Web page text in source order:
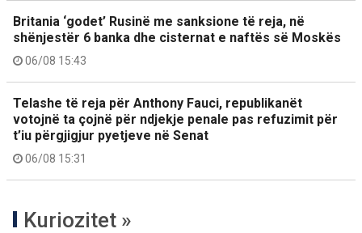
Britania ‘godet’ Rusinë me sanksione të reja, në
shënjestër 6 banka dhe cisternat e naftës së Moskës
06/08 15:43
Telashe të reja për Anthony Fauci, republikanët
votojnë ta çojnë për ndjekje penale pas refuzimit për
t’iu përgjigjur pyetjeve në Senat
06/08 15:31
Kuriozitet »